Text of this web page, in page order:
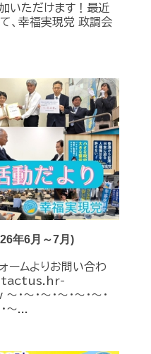
いただけます！最近
、幸福実現党 政調会
年6月～7月)
ームよりお問い合わ
・～・～・～・～・
～...